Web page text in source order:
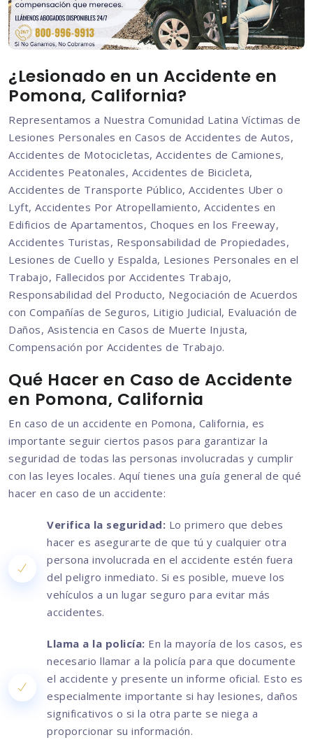
¿Lesionado en un Accidente en
Pomona, California?
Representamos a Nuestra Comunidad Latina Víctimas de
Lesiones Personales en Casos de Accidentes de Autos,
Accidentes de Motocicletas, Accidentes de Camiones,
Accidentes Peatonales, Accidentes de Bicicleta,
Accidentes de Transporte Público, Accidentes Uber o
Lyft, Accidentes Por Atropellamiento, Accidentes en
Edificios de Apartamentos, Choques en los Freeway,
Accidentes Turistas, Responsabilidad de Propiedades,
Lesiones de Cuello y Espalda, Lesiones Personales en el
Trabajo, Fallecidos por Accidentes Trabajo,
Responsabilidad del Producto, Negociación de Acuerdos
con Compañías de Seguros, Litigio Judicial, Evaluación de
Daños, Asistencia en Casos de Muerte Injusta,
Compensación por Accidentes de Trabajo.
Qué Hacer en Caso de Accidente
en Pomona, California
En caso de un accidente en Pomona, California, es
importante seguir ciertos pasos para garantizar la
seguridad de todas las personas involucradas y cumplir
con las leyes locales. Aquí tienes una guía general de qué
hacer en caso de un accidente:
Verifica la seguridad: Lo primero que debes
hacer es asegurarte de que tú y cualquier otra
persona involucrada en el accidente estén fuera
del peligro inmediato. Si es posible, mueve los
vehículos a un lugar seguro para evitar más
accidentes.
Llama a la policía: En la mayoría de los casos, es
necesario llamar a la policía para que documente
el accidente y presente un informe oficial. Esto es
especialmente importante si hay lesiones, daños
significativos o si la otra parte se niega a
proporcionar su información.